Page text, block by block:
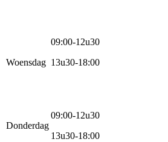
Woensdag
09:00-12u30
13u30-18:00
Donderdag
09:00-12u30
13u30-18:00